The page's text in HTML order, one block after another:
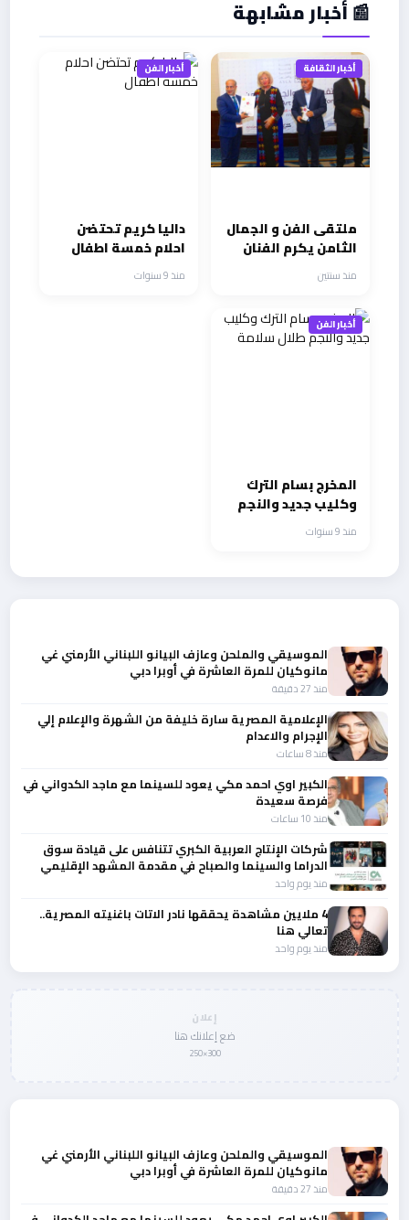
📰 أخبار مشابهة
أخبار الثقافة
ملتقى الفن و الجمال
الثامن يكرم الفنان
غاندي ابو ذياب
منذ سنتين
أخبار الفن
داليا كريم تحتضن
احلام خمسة اطفال
منذ 9 سنوات
أخبار الفن
المخرج بسام الترك
وكليب جديد والنجم
طلال سلامةمنذ 9 سنوات
الموسيقي والملحن وعازف البيانو اللبناني الأرمني غي
مانوكيان للمرة العاشرة في أوبرا دبي
منذ 27 دقيقة
الإعلامية المصرية سارة خليفة من الشهرة والإعلام إلي
الإجرام والاعدام
منذ 8 ساعات
الكبير اوي احمد مكي يعود للسينما مع ماجد الكدواني في
فرصة سعيدة
منذ 10 ساعات
شركات الإنتاج العربية الكبري تتنافس على قيادة سوق
الدراما والسينما والصباح في مقدمة المشهد الإقليمي
منذ يوم واحد
4 ملايين مشاهدة يحققها نادر الاتات باغنيته المصرية..
تعالي هنا
منذ يوم واحد
إعلان
ضع إعلانك هنا
300×250
الموسيقي والملحن وعازف البيانو اللبناني الأرمني غي
مانوكيان للمرة العاشرة في أوبرا دبي
منذ 27 دقيقة